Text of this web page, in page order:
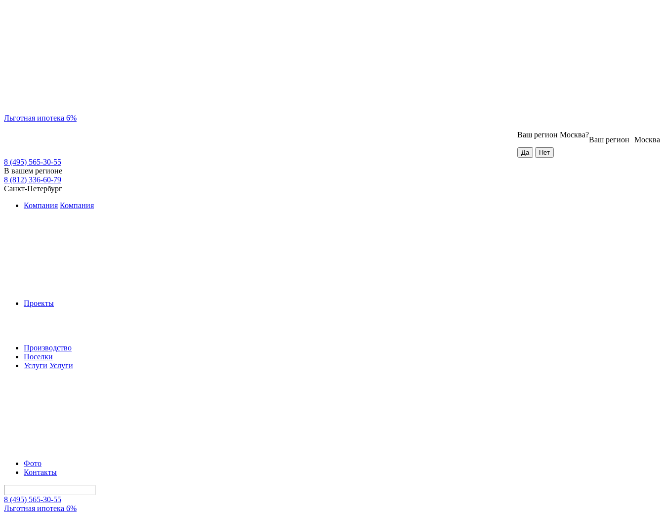
Льготная ипотека 6%
Москва
Ваш регион
Ваш регион Москва?
8 (495) 565-30-55
В вашем регионе
8 (812) 336-60-79
Санкт-Петербург
Компания Компания
Проекты
Производство
Поселки
Услуги Услуги
Фото
Контакты
8 (495) 565-30-55
Льготная ипотека 6%